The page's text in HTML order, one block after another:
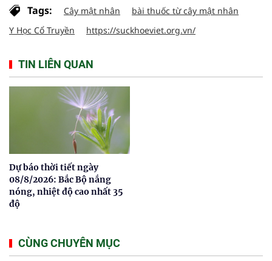
Tags: Cây mật nhân
bài thuốc từ cây mật nhân
Y Học Cổ Truyền
https://suckhoeviet.org.vn/
TIN LIÊN QUAN
Dự báo thời tiết ngày
08/8/2026: Bắc Bộ nắng
nóng, nhiệt độ cao nhất 35
độ
CÙNG CHUYÊN MỤC